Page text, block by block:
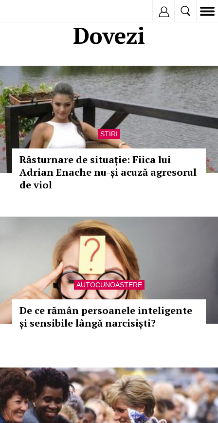
Dovezi
STIRI
Răsturnare de situație: Fiica lui
Adrian Enache nu-și acuză agresorul
de viol
AUTOCUNOASTERE
De ce rămân persoanele inteligente
și sensibile lângă narcisiști?